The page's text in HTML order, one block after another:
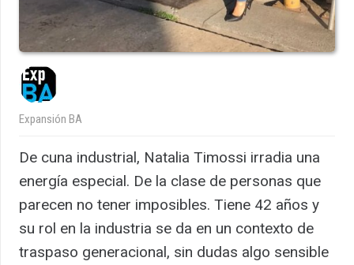
Expansión BA
De cuna industrial, Natalia Timossi irradia una
energía especial. De la clase de personas que
parecen no tener imposibles. Tiene 42 años y
su rol en la industria se da en un contexto de
traspaso generacional, sin dudas algo sensible